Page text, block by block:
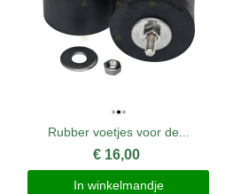
Rubber voetjes voor de...
€ 16,00
In winkelmandje